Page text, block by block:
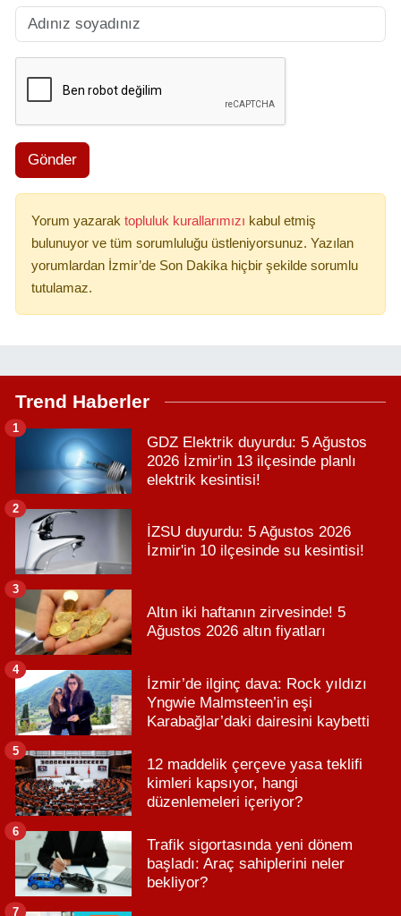
Gönder
Yorum yazarak topluluk kurallarımızı kabul etmiş
bulunuyor ve tüm sorumluluğu üstleniyorsunuz. Yazılan
yorumlardan İzmir’de Son Dakika hiçbir şekilde sorumlu
tutulamaz.
Trend Haberler
GDZ Elektrik duyurdu: 5 Ağustos
2026 İzmir'in 13 ilçesinde planlı
elektrik kesintisi!
1
İZSU duyurdu: 5 Ağustos 2026
İzmir'in 10 ilçesinde su kesintisi!
2
Altın iki haftanın zirvesinde! 5
Ağustos 2026 altın fiyatları
3
İzmir’de ilginç dava: Rock yıldızı
Yngwie Malmsteen’in eşi
Karabağlar’daki dairesini kaybetti
4
12 maddelik çerçeve yasa teklifi
kimleri kapsıyor, hangi
düzenlemeleri içeriyor?
5
Trafik sigortasında yeni dönem
başladı: Araç sahiplerini neler
bekliyor?
6
7